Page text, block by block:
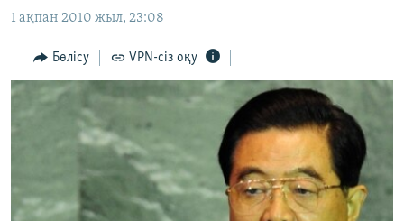
to
ӘЛЕМ
АРНАЙЫ ЖОБАЛАР
Русский
1 ақпан 2010 жыл, 23:08
Бөлісу VPN-сіз оқу